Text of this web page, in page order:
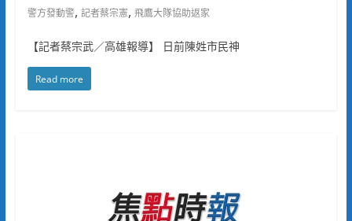
警方發動警, 記者蔡宗憲, 飛鷹大隊協助返家
【記者蔡宗武／高雄報導】 日前陳姓市民神
Read more